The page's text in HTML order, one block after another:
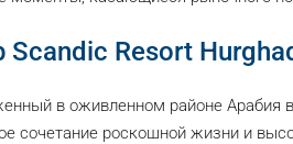
Scandic Resort
в оживленном районе Арабия
сочетание роскошной жизни и